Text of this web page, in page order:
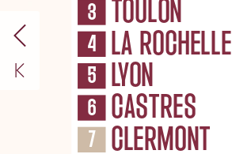
TOULON
LA ROCHELLE
LYON
CASTRES
CLERMONT
3
4
5
6
7